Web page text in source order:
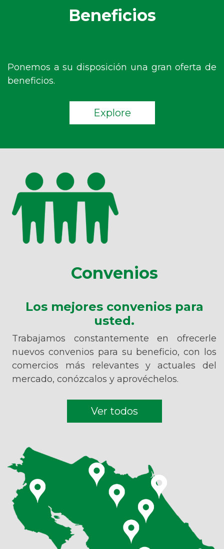
Beneficios
Ponemos a su disposición una gran oferta de
beneficios.
Explore
Convenios
Los mejores convenios para
usted.
Trabajamos constantemente en ofrecerle
nuevos convenios para su beneficio, con los
comercios más relevantes y actuales del
mercado, conózcalos y aprovéchelos.
Ver todos